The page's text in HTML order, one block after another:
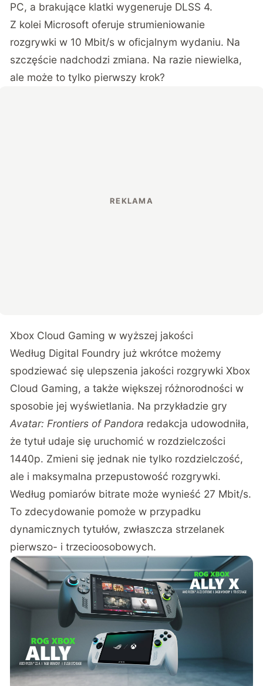
PC, a brakujące klatki wygeneruje DLSS 4.
Z kolei Microsoft oferuje strumieniowanie
rozgrywki w 10 Mbit/s w oficjalnym wydaniu. Na
szczęście nadchodzi zmiana. Na razie niewielka,
ale może to tylko pierwszy krok?
Xbox Cloud Gaming w wyższej jakości
Według Digital Foundry już wkrótce możemy
spodziewać się ulepszenia jakości rozgrywki Xbox
Cloud Gaming, a także większej różnorodności w
sposobie jej wyświetlania. Na przykładzie gry
Avatar: Frontiers of Pandora redakcja udowodniła,
że tytuł udaje się uruchomić w rozdzielczości
1440p. Zmieni się jednak nie tylko rozdzielczość,
ale i maksymalna przepustowość rozgrywki.
Według pomiarów bitrate może wynieść 27 Mbit/s.
To zdecydowanie pomoże w przypadku
dynamicznych tytułów, zwłaszcza strzelanek
pierwszo- i trzecioosobowych.